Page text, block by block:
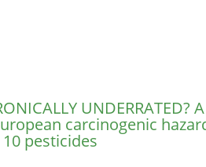
UNDERRATED? A
carcinogenic
pesticides